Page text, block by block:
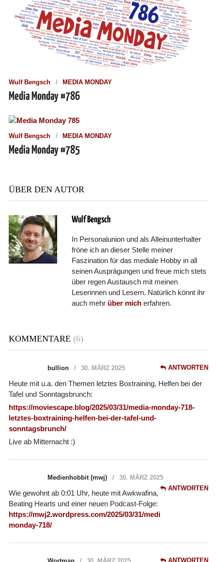
Wulf Bengsch MEDIA MONDAY
Media Monday #786
Wulf Bengsch MEDIA MONDAY
Media Monday #785
ÜBER DEN AUTOR
Wulf Bengsch
In Personalunion und als Alleinunterhalter
fröne ich an dieser Stelle meiner
Faszination für das mediale Hobby in all
seinen Ausprägungen und freue mich stets
über regen Austausch mit meinen
Leserinnen und Lesern. Natürlich könnt ihr
auch mehr über micherfahren.
KOMMENTARE (6)
bullion 30. MÄRZ 2025 ANTWORTEN
Heute mit u.a. den Themen letztes Boxtraining, Helfen bei der
Tafel und Sonntagsbrunch:
https://moviescape.blog/2025/03/31/media-monday-718-
letztes-boxtraining-helfen-bei-der-tafel-und-
sonntagsbrunch/
Live ab Mitternacht :)
Medienhobbit (mwj)
30. MÄRZ 2025
ANTWORTEN
Wie gewohnt ab 0:01 Uhr, heute mit Awkwafina,
Beating Hearts und einer neuen Podcast-Folge:
https://mwj2.wordpress.com/2025/03/31/media-
monday-718/
ANTWORTEN